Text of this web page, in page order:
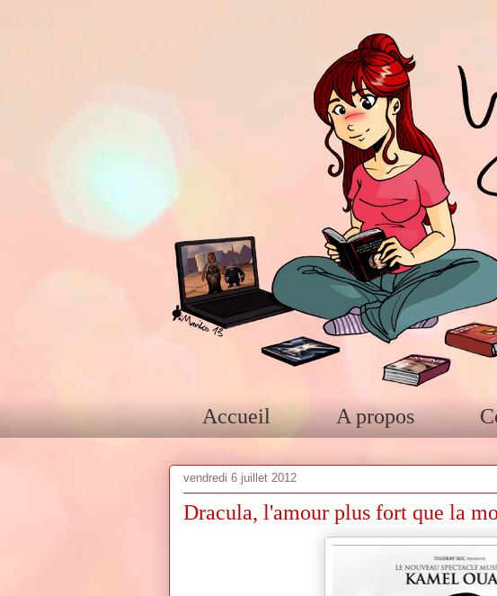
Accueil A propos
vendredi 6 juillet 2012
Dracula, l'amour plus fort que la